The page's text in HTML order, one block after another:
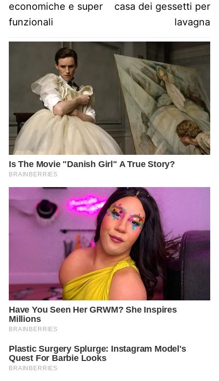
economiche e super
funzionali
casa dei gessetti per
lavagna